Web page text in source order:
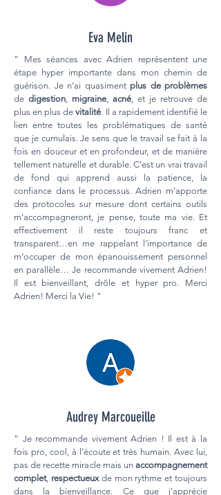
Eva Melin
" Mes séances avec Adrien représentent une
étape hyper importante dans mon chemin de
guérison. Je n’ai quasiment plus de problèmes
de digestion, migraine, acné, et je retrouve de
plus en plus devitalité. Il a rapidement identifié le
lien entre toutes les problématiques de santé
que je cumulais. Je sens que le travail se fait à la
fois en douceur et en profondeur, et de manière
tellement naturelle et durable. C’est un vrai travail
de fond qui apprend aussi la patience, la
confiance dans le processus. Adrien m’apporte
des protocoles sur mesure dont certains outils
m’accompagneront, je pense, toute ma vie. Et
effectivement il reste toujours franc et
transparent…en me rappelant l’importance de
m’occuper de mon épanouissement personnel
en parallèle… Je recommande vivement Adrien!
Il est bienveillant, drôle et hyper pro. Merci
Adrien! Merci la Vie! "
Audrey Marcoueille
" Je recommande vivement Adrien ! Il est à la
fois pro, cool, à l’écoute et très humain. Avec lui,
pas de recette miracle mais un accompagnement
complet, respectueuxde mon rythme et toujours
dans la bienveillance. Ce que j’apprécie